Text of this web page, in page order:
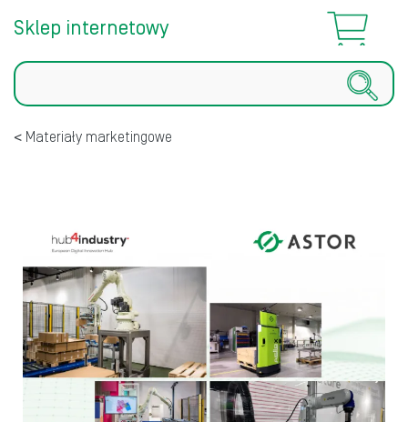
Sklep internetowy
Szukaj
Materiały marketingowe